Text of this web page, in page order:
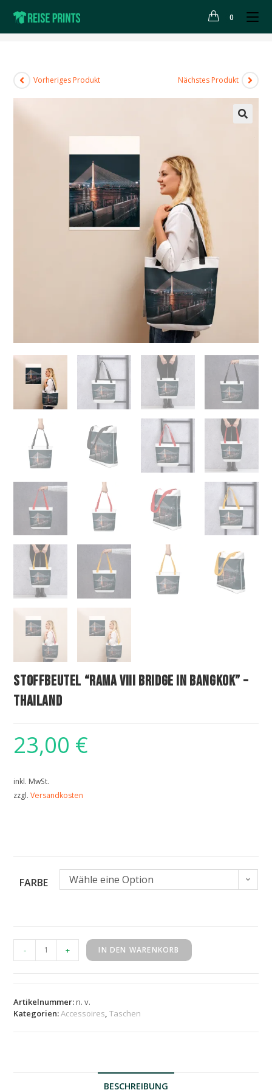
0
> Shop > Stoffbeutel “Rama VIII Bridge in Bangkok” – Thailand
Vorheriges Produkt Nächstes Produkt
Stoffbeutel “Rama VIII Bridge in Bangkok” –
Thailand
23,00 €
inkl. MwSt.
zzgl.Versandkosten
FARBE Wähle eine Option
- + IN DEN WARENKORB
Artikelnummer:n. v.
Kategorien:Accessoires,Taschen
BESCHREIBUNG